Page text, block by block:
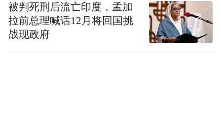
被判死刑后流亡印度，孟加
拉前总理喊话12月将回国挑
战现政府